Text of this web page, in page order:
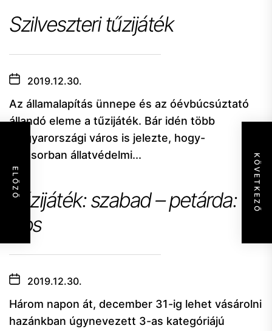
ELŐZŐ KÖVETKEZŐ
Szilveszteri tűzijáték
2019.12.30.
Az államalapítás ünnepe és az óévbúcsúztató
állandó eleme a tűzijáték. Bár idén több
magyarországi város is jelezte, hogy-
elsősorban állatvédelmi...
Tűzijáték: szabad – petárda:
tilos
2019.12.30.
Három napon át, december 31-ig lehet vásárolni
hazánkban úgynevezett 3-as kategóriájú